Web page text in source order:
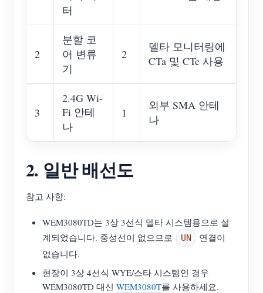
터
2
분할 코
어 변류
기
2
델타 모니터링에
CTa 및 CTc 사용
3
2.4G Wi-
Fi 안테
나
1
외부 SMA 안테
나
2. 일반 배선도
참고 사항:
WEM3080TD는 3상 3선식 델타 시스템용으로 설
계되었습니다. 중성선이 없으므로
UN
연결이
없습니다.
현장이 3상 4선식 WYE/스타 시스템인 경우
WEM3080TD 대신 WEM3080T를 사용하세요.